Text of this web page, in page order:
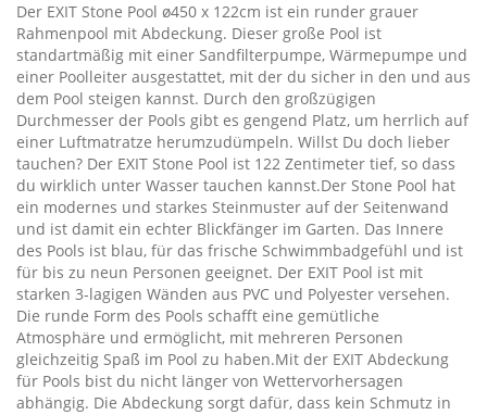
Der EXIT Stone Pool ø450 x 122cm ist ein runder grauer
Rahmenpool mit Abdeckung. Dieser große Pool ist
standartmäßig mit einer Sandfilterpumpe, Wärmepumpe und
einer Poolleiter ausgestattet, mit der du sicher in den und aus
dem Pool steigen kannst. Durch den großzügigen
Durchmesser der Pools gibt es gengend Platz, um herrlich auf
einer Luftmatratze herumzudümpeln. Willst Du doch lieber
tauchen? Der EXIT Stone Pool ist 122 Zentimeter tief, so dass
du wirklich unter Wasser tauchen kannst.Der Stone Pool hat
ein modernes und starkes Steinmuster auf der Seitenwand
und ist damit ein echter Blickfänger im Garten. Das Innere
des Pools ist blau, für das frische Schwimmbadgefühl und ist
für bis zu neun Personen geeignet. Der EXIT Pool ist mit
starken 3-lagigen Wänden aus PVC und Polyester versehen.
Die runde Form des Pools schafft eine gemütliche
Atmosphäre und ermöglicht, mit mehreren Personen
gleichzeitig Spaß im Pool zu haben.Mit der EXIT Abdeckung
für Pools bist du nicht länger von Wettervorhersagen
abhängig. Die Abdeckung sorgt dafür, dass kein Schmutz in